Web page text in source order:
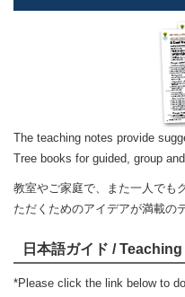
The teaching notes provide
Tree books for guided, group
教室やご家庭で、また一人でも
ただくためのアイデアが満載の
日本語ガイド /
*Please click the link below to